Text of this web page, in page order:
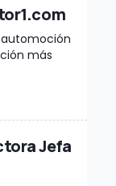
más
Jefa